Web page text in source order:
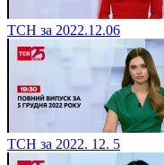
ТСН за 2022.12.06
ТСН за 2022. 12. 5